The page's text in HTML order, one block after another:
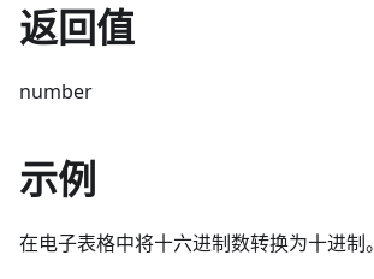
返回值
number
示例
在电子表格中将十六进制数转换为十进制。